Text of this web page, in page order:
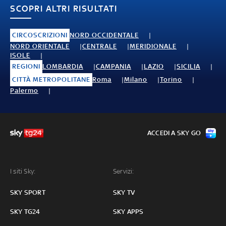
SCOPRI ALTRI RISULTATI
CIRCOSCRIZIONI NORD OCCIDENTALE
NORD ORIENTALE
CENTRALE
MERIDIONALE
ISOLE
REGIONI LOMBARDIA CAMPANIA LAZIO
SICILIA
CITTÀ METROPOLITANE Roma Milano
Torino
Palermo
I siti Sky:
SKY SPORT
SKY TG24
Servizi:
SKY TV
SKY APPS
ACCEDI A SKY GO